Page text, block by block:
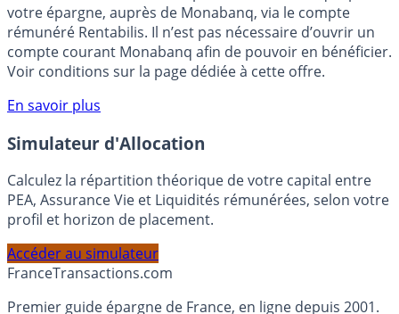
Bénéficiez de cette offre de placement sans risque pour
votre épargne, auprès de Monabanq, via le compte
rémunéré Rentabilis. Il n’est pas nécessaire d’ouvrir un
compte courant Monabanq afin de pouvoir en bénéficier.
Calculez la répartition théorique de votre capital entre
PEA, Assurance Vie et Liquidités rémunérées, selon votre
Accéder au simulateur